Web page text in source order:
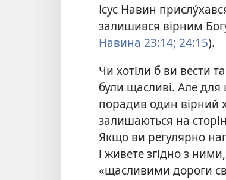
Ісус Навин
залишився вірним
Навина 23:14; 24:15).
Чи хотіли б ви вести
були щасливі. Але
порадив один вірний
залишаються на
Якщо ви регулярно
і живете згідно з
«щасливими дороги